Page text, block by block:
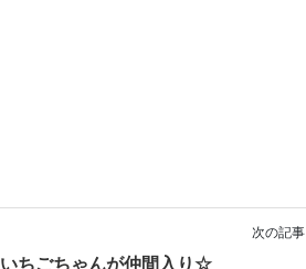
次の記事
いちごちゃんが仲間入り☆